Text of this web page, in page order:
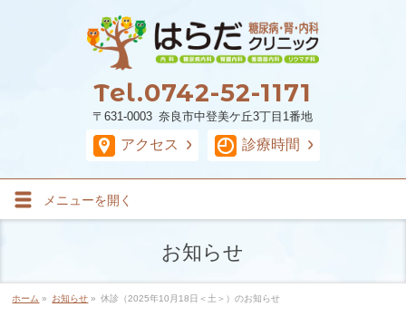
Tel.0742-52-1171
〒631-0003 奈良市中登美ケ丘3丁目1番地
アクセス 診療時間
メニューを開く
お知らせ
ホーム » お知らせ » 休診（2025年10月18日＜土＞）のお知らせ